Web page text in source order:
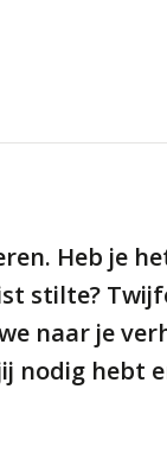
Heb je
stilte?
naar je
nodig hebt